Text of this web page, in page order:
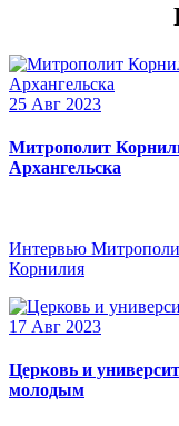
25 Авг 2023
Митрополит
Архангельска
Интервью
Корнилия
17 Авг 2023
Церковь и
молодым